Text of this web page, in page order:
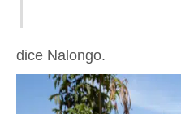
dice Nalongo.